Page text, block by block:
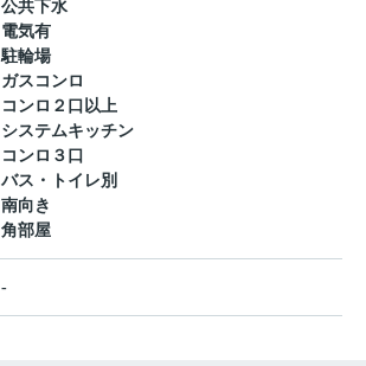
公共下水
電気有
駐輪場
ガスコンロ
コンロ２口以上
システムキッチン
コンロ３口
バス・トイレ別
南向き
角部屋
-